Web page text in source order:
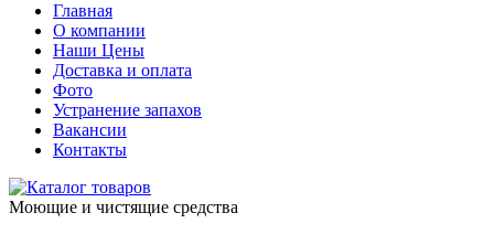
Главная
О компании
Наши Цены
Доставка и оплата
Фото
Устранение запахов
Вакансии
Контакты
Моющие и чистящие средства